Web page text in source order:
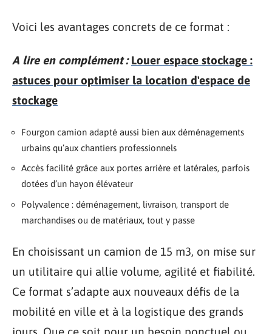
Voici les avantages concrets de ce format :
A lire en complément : Louer espace stockage :
astuces pour optimiser la location d'espace de
stockage
Fourgon camion adapté aussi bien aux déménagements
urbains qu’aux chantiers professionnels
Accès facilité grâce aux portes arrière et latérales, parfois
dotées d’un hayon élévateur
Polyvalence : déménagement, livraison, transport de
marchandises ou de matériaux, tout y passe
En choisissant un camion de 15 m3, on mise sur
un utilitaire qui allie volume, agilité et fiabilité.
Ce format s’adapte aux nouveaux défis de la
mobilité en ville et à la logistique des grands